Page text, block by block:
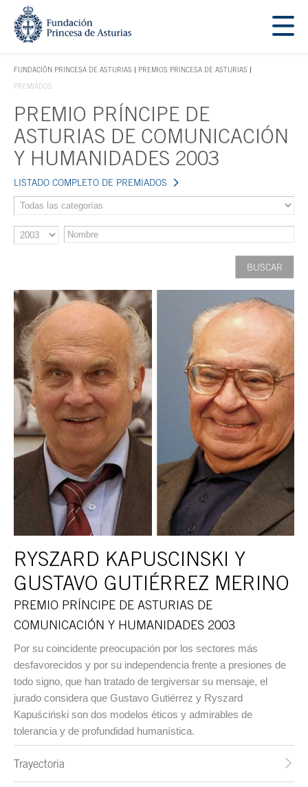
Saltar navegación. Ir directamente al contenido principal
FUNDACIÓN PRINCESA DE ASTURIAS
TECLA DE ACCESO 1
PREMIOS PRINCESA DE ASTURIAS
PREMIADOS
Contenido principal
PREMIO PRÍNCIPE DE
ASTURIAS DE COMUNICACIÓN
Y HUMANIDADES 2003
LISTADO COMPLETO DE PREMIADOS
RYSZARD KAPUSCINSKI Y
GUSTAVO GUTIÉRREZ MERINO
PREMIO PRÍNCIPE DE ASTURIAS DE
COMUNICACIÓN Y HUMANIDADES 2003
Por su coincidente preocupación por los sectores más
desfavorecidos y por su independencia frente a presiones de
todo signo, que han tratado de tergiversar su mensaje, el
jurado considera que Gustavo Gutiérrez y Ryszard
Kapuściński son dos modelos éticos y admirables de
tolerancia y de profundidad humanística.
Trayectoria